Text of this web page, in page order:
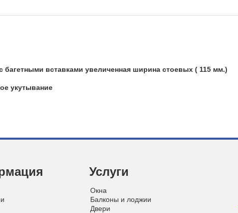
багетными вставками увеличенная ширина стоевых ( 115 мм.)
укутывание
Услуги
Окна
Балконы и лоджии
Двери